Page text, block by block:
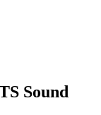
Sound